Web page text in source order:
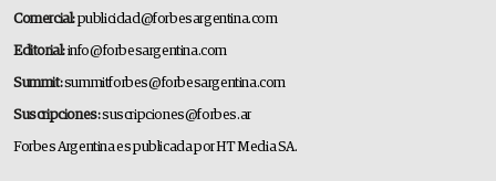
Comercial:publicidad@forbesargentina.com
Editorial:info@forbesargentina.com
Summit:summitforbes@forbesargentina.com
Suscripciones:suscripciones@forbes.ar
Forbes Argentina es publicada por HT Media SA.